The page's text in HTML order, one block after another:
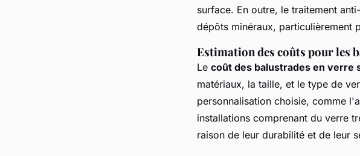
surface. En outre, le traitement
dépôts minéraux, particulièrement
Estimation des coûts pour les
Le coût des balustrades en verre
matériaux, la taille, et le type de
personnalisation choisie, comme
installations comprenant du verre
raison de leur durabilité et de leur